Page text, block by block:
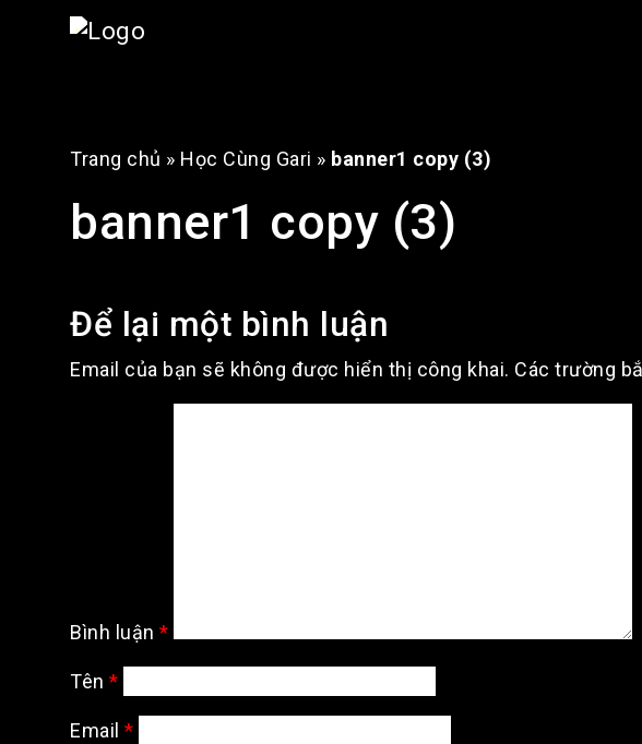
Trang chủ » Học Cùng Gari » banner1 copy (3)
banner1 copy (3)
Để lại một bình luận
Email của bạn sẽ không được hiển thị công khai. Các trường
Bình luận *
Tên *
Email *